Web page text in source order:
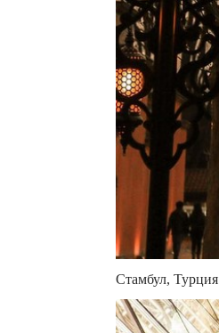
Стамбул, Турция